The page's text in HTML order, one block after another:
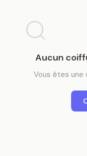
Aucun
Vous êtes une